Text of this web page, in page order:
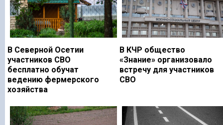
В Северной Осетии
участников СВО
бесплатно обучат
ведению фермерского
хозяйства
В КЧР общество
«Знание» организовало
встречу для участников
СВО